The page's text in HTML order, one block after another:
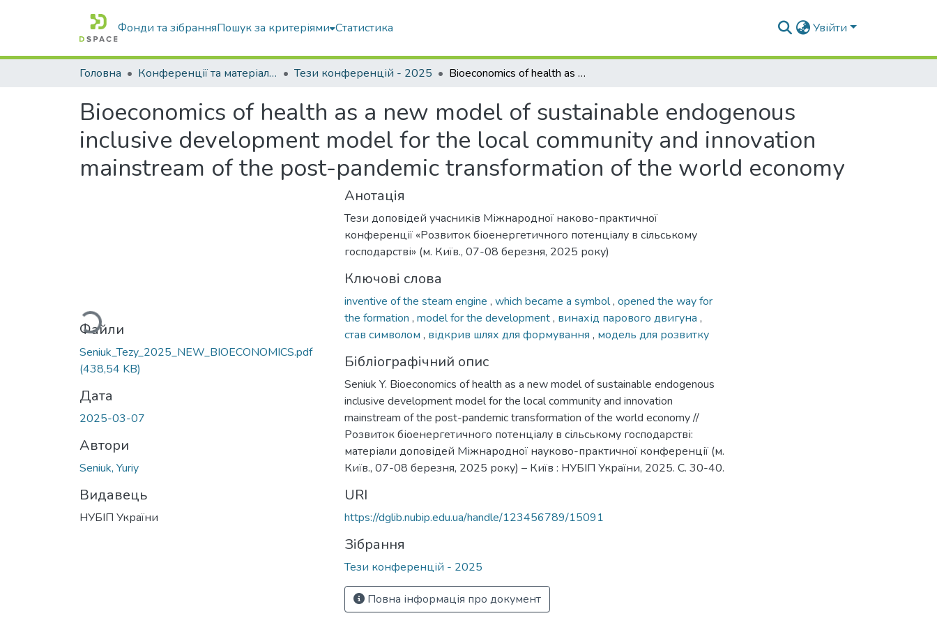
Фонди та зібранняПошук за критеріями Статистика Увійти
Головна Конференції та матеріали конференцій Тези конференцій - 2025 Bioeconomics of health as a new model of sustainable endogenous inclusive development model for the local community and innovation mainstream of the post-pandemic transformation of the world economy
Bioeconomics of health as a new model of sustainable endogenous
inclusive development model for the local community and innovation
mainstream of the post-pandemic transformation of the world economy
Вантажиться...
Файли
Seniuk_Tezy_2025_NEW_BIOECONOMICS.pdf
(438,54 KB)
Дата
2025-03-07
Автори
Seniuk, Yuriy
Видавець
НУБІП України
Анотація
Тези доповідей учасників Міжнародної наково-практичної
конференції «Розвиток біоенергетичного потенціалу в сільському
господарстві» (м. Київ., 07-08 березня, 2025 року)
Ключові слова
inventive of the steam engine , which became a symbol, opened the way for
the formation , model for the development, винахід парового двигуна ,
став символом , відкрив шлях для формування , модель для розвитку
Бібліографічний опис
Seniuk Y. Bioeconomics of health as a new model of sustainable endogenous
inclusive development model for the local community and innovation
mainstream of the post-pandemic transformation of the world economy //
Розвиток біоенергетичного потенціалу в сільському господарстві:
матеріали доповідей Міжнародної науково-практичної конференції (м.
Київ., 07-08 березня, 2025 року) – Київ : НУБІП України, 2025. С. 30-40.
URI
https://dglib.nubip.edu.ua/handle/123456789/15091
Зібрання
Тези конференцій - 2025
Повна інформація про документ